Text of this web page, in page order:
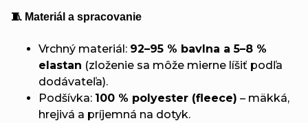
🧵 Materiál a spracovanie
Vrchný materiál: 92–95 % bavlna a 5–8 %
elastan (zloženie sa môže mierne líšiť podľa
dodávateľa).
Podšívka: 100 % polyester (fleece) – mäkká,
hrejivá a príjemná na dotyk.